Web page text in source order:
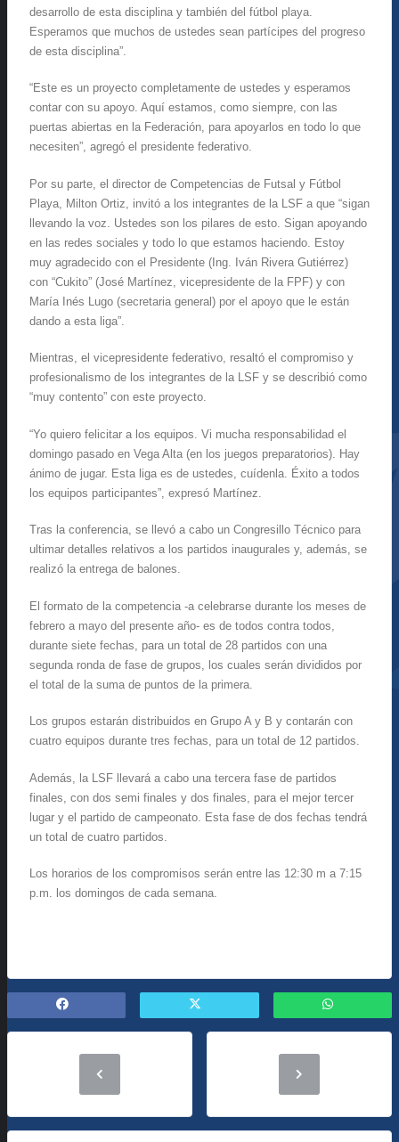
desarrollo de esta disciplina y también del fútbol playa.
Esperamos que muchos de ustedes sean partícipes del progreso
de esta disciplina”.
“Este es un proyecto completamente de ustedes y esperamos
contar con su apoyo. Aquí estamos, como siempre, con las
puertas abiertas en la Federación, para apoyarlos en todo lo que
necesiten”, agregó el presidente federativo.
Por su parte, el director de Competencias de Futsal y Fútbol
Playa, Milton Ortiz, invitó a los integrantes de la LSF a que “sigan
llevando la voz. Ustedes son los pilares de esto. Sigan apoyando
en las redes sociales y todo lo que estamos haciendo. Estoy
muy agradecido con el Presidente (Ing. Iván Rivera Gutiérrez)
con “Cukito” (José Martínez, vicepresidente de la FPF) y con
María Inés Lugo (secretaria general) por el apoyo que le están
dando a esta liga”.
Mientras, el vicepresidente federativo, resaltó el compromiso y
profesionalismo de los integrantes de la LSF y se describió como
“muy contento” con este proyecto.
“Yo quiero felicitar a los equipos. Vi mucha responsabilidad el
domingo pasado en Vega Alta (en los juegos preparatorios). Hay
ánimo de jugar. Esta liga es de ustedes, cuídenla. Éxito a todos
los equipos participantes”, expresó Martínez.
Tras la conferencia, se llevó a cabo un Congresillo Técnico para
ultimar detalles relativos a los partidos inaugurales y, además, se
realizó la entrega de balones.
El formato de la competencia -a celebrarse durante los meses de
febrero a mayo del presente año- es de todos contra todos,
durante siete fechas, para un total de 28 partidos con una
segunda ronda de fase de grupos, los cuales serán divididos por
el total de la suma de puntos de la primera.
Los grupos estarán distribuidos en Grupo A y B y contarán con
cuatro equipos durante tres fechas, para un total de 12 partidos.
Además, la LSF llevará a cabo una tercera fase de partidos
finales, con dos semi finales y dos finales, para el mejor tercer
lugar y el partido de campeonato. Esta fase de dos fechas tendrá
un total de cuatro partidos.
Los horarios de los compromisos serán entre las 12:30 m a 7:15
p.m. los domingos de cada semana.